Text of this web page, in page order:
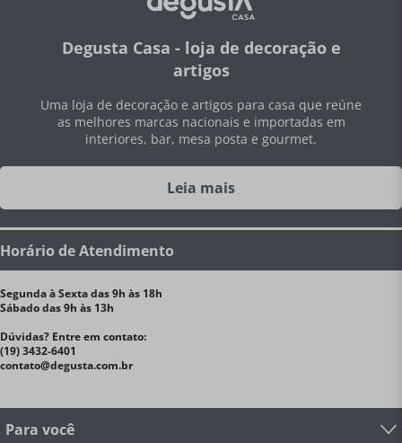
Assinar
Degusta Casa - loja de decoração e
artigos
Uma loja de decoração e artigos para casa que reúne
as melhores marcas nacionais e importadas em
interiores, bar, mesa posta e gourmet.
Leia mais
Horário de Atendimento
Segunda à Sexta das 9h às 18h
Sábado das 9h às 13h
contato@degusta.com.br